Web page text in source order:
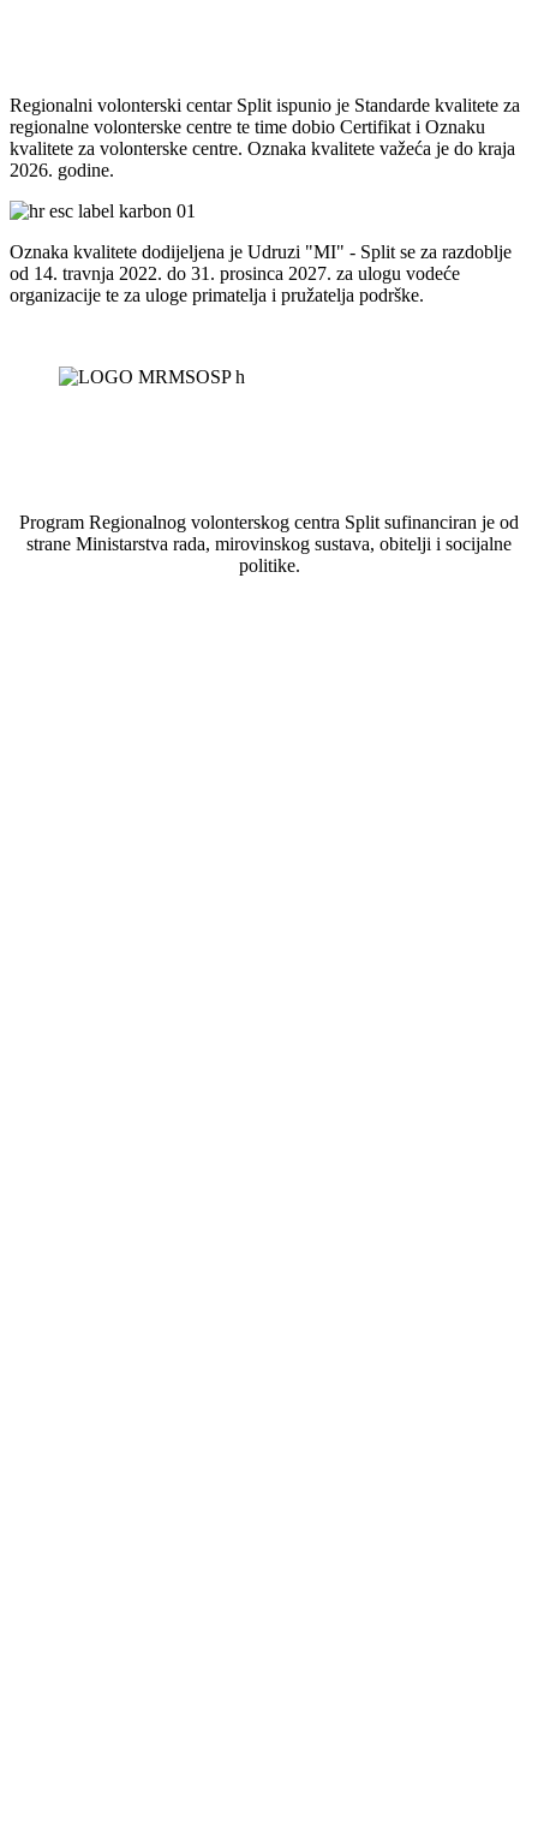
Regionalni volonterski centar Split ispunio je Standarde kvalitete za
regionalne volonterske centre te time dobio Certifikat i Oznaku
kvalitete za volonterske centre. Oznaka kvalitete važeća je do kraja
2026. godine.
Oznaka kvalitete dodijeljena je Udruzi "MI" - Split se za razdoblje
od 14. travnja 2022. do 31. prosinca 2027. za ulogu vodeće
organizacije te za uloge primatelja i pružatelja podrške.
Program Regionalnog volonterskog centra Split sufinanciran je od
strane Ministarstva rada, mirovinskog sustava, obitelji i socijalne
politike.